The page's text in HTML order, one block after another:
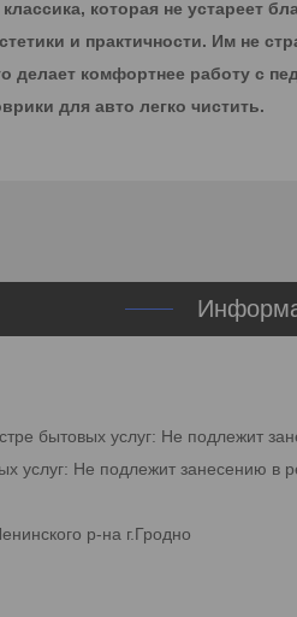
которая не устареет
и практичности. Им не
делает комфортнее работу с
для авто легко чистить.
бытовых услуг: Не подлежит
услуг: Не подлежит занесению в
р-на г.Гродно